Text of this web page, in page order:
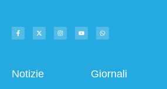
Notizie Giornali